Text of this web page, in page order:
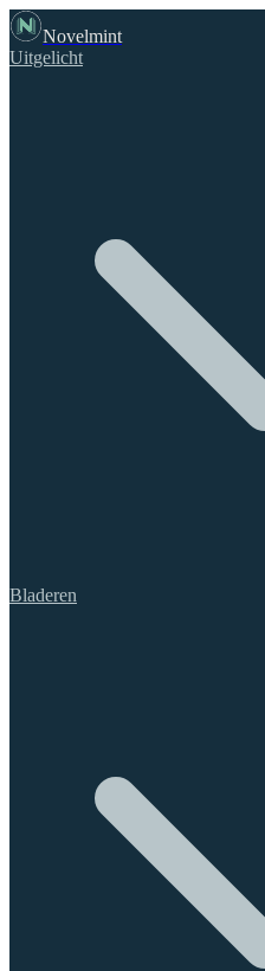
Novelmint
Uitgelicht
Bladeren